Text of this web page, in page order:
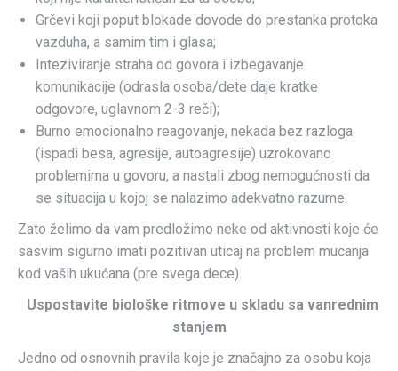
Grčevi koji poput blokade dovode do prestanka protoka
vazduha, a samim tim i glasa;
Inteziviranje straha od govora i izbegavanje
komunikacije (odrasla osoba/dete daje kratke
odgovore, uglavnom 2-3 reči);
Burno emocionalno reagovanje, nekada bez razloga
(ispadi besa, agresije, autoagresije) uzrokovano
problemima u govoru, a nastali zbog nemogućnosti da
se situacija u kojoj se nalazimo adekvatno razume.
Zato želimo da vam predložimo neke od aktivnosti koje će
sasvim sigurno imati pozitivan uticaj na problem mucanja
kod vaših ukućana (pre svega dece).
Uspostavite biološke ritmove u skladu sa vanrednim
stanjem
Jedno od osnovnih pravila koje je značajno za osobu koja